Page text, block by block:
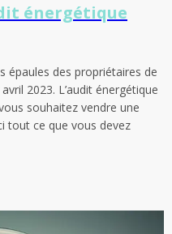
énergétique
épaules des propriétaires de
2023. L’audit énergétique
souhaitez vendre une
tout ce que vous devez